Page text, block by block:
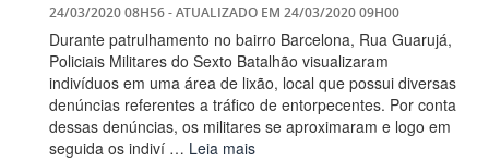
24/03/2020 08H56- ATUALIZADO EM 24/03/2020 09H00
Durante patrulhamento no bairro Barcelona, Rua Guarujá,
Policiais Militares do Sexto Batalhão visualizaram
indivíduos em uma área de lixão, local que possui diversas
denúncias referentes a tráfico de entorpecentes. Por conta
dessas denúncias, os militares se aproximaram e logo em
seguida os indiví … Leia mais